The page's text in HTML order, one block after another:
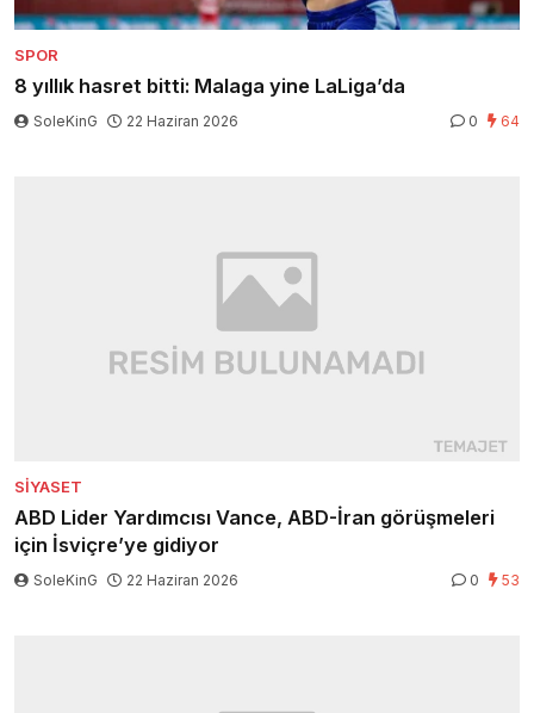
SPOR
8 yıllık hasret bitti: Malaga yine LaLiga’da
SoleKinG 22 Haziran 2026 0 64
SIYASET
ABD Lider Yardımcısı Vance, ABD-İran görüşmeleri
için İsviçre’ye gidiyor
SoleKinG 22 Haziran 2026 0 53